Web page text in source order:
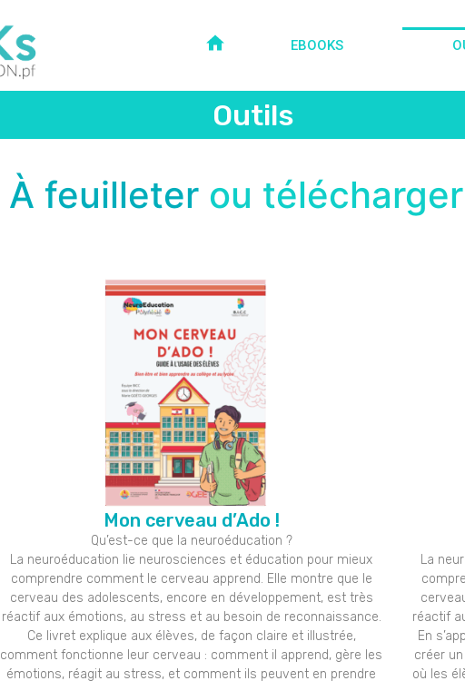
EBOOKS
Outils
À feuilleter ou télécharger
Mon cerveau d’Ado !
Qu’est-ce que la neuroéducation ?
La neuroéducation lie neurosciences et éducation pour mieux
comprendre comment le cerveau apprend. Elle montre que le
cerveau des adolescents, encore en développement, est très
réactif aux émotions, au stress et au besoin de reconnaissance.
Ce livret explique aux élèves, de façon claire et illustrée,
comment fonctionne leur cerveau : comment il apprend, gère les
émotions, réagit au stress, et comment ils peuvent en prendre
La
réactif
En
créer
où les